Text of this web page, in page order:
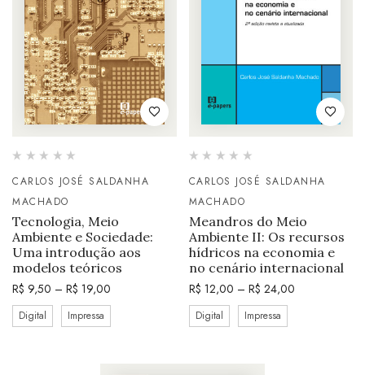
CARLOS JOSÉ SALDANHA
MACHADO
Tecnologia, Meio
Ambiente e Sociedade:
Uma introdução aos
modelos teóricos
R$ 9,50 – R$ 19,00
Digital Impressa
CARLOS JOSÉ SALDANHA
MACHADO
Meandros do Meio
Ambiente II: Os recursos
hídricos na economia e
no cenário internacional
R$ 12,00 – R$ 24,00
Digital Impressa